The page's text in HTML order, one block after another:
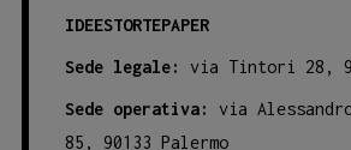
IDEESTORTEPAPER
Sede legale: via Tintori 28,
Sede operativa:
via
85, 90133 Palermo